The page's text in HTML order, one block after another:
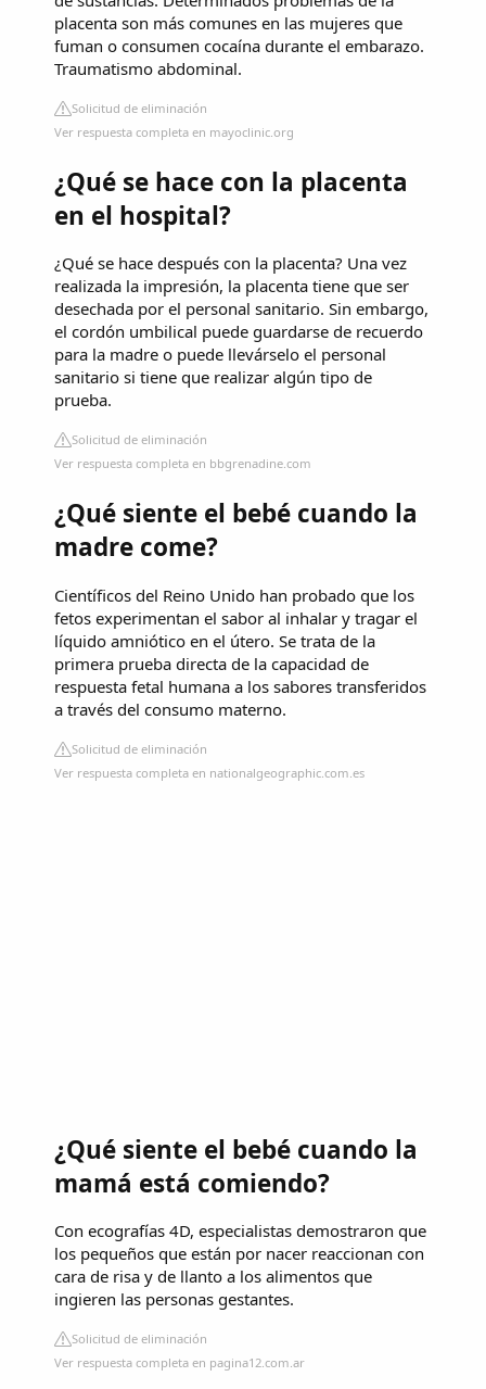
placenta son más comunes en las mujeres que
fuman o consumen cocaína durante el embarazo.
Traumatismo abdominal.
Solicitud de eliminación
Ver respuesta completa en mayoclinic.org
¿Qué se hace con la placenta
en el hospital?
¿Qué se hace después con la placenta? Una vez
realizada la impresión, la placenta tiene que ser
desechada por el personal sanitario. Sin embargo,
el cordón umbilical puede guardarse de recuerdo
para la madre o puede llevárselo el personal
sanitario si tiene que realizar algún tipo de
prueba.
Solicitud de eliminación
Ver respuesta completa en bbgrenadine.com
¿Qué siente el bebé cuando la
madre come?
Científicos del Reino Unido han probado que los
fetos experimentan el sabor al inhalar y tragar el
líquido amniótico en el útero. Se trata de la
primera prueba directa de la capacidad de
respuesta fetal humana a los sabores transferidos
a través del consumo materno.
Solicitud de eliminación
Ver respuesta completa en nationalgeographic.com.es
¿Qué siente el bebé cuando la
mamá está comiendo?
Con ecografías 4D, especialistas demostraron que
los pequeños que están por nacer reaccionan con
cara de risa y de llanto a los alimentos que
ingieren las personas gestantes.
Solicitud de eliminación
Ver respuesta completa en pagina12.com.ar